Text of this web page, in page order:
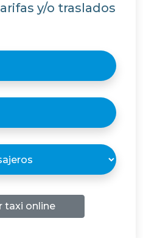
y/o traslados
taxi online